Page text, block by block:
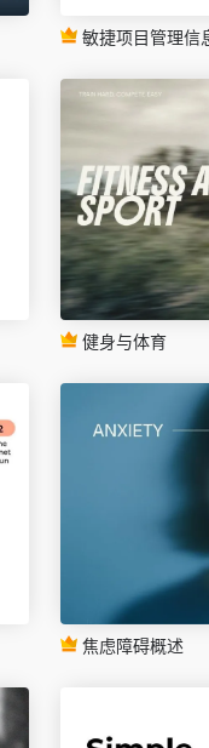
敏捷项目管理信
健身与体育
焦虑障碍概述